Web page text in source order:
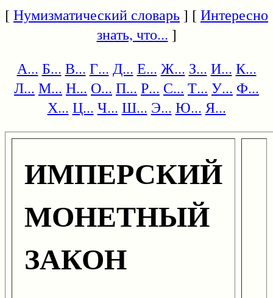
[Нумизматический словарь] [Интересно
знать, что... ]
А... Б... В... Г... Д... Е... Ж... З... И... К...
Л... М... Н... О... П... Р... С... Т... У... Ф...
Х... Ц... Ч... Ш... Э... Ю... Я...
ИМПЕРСКИЙ
МОНЕТНЫЙ
ЗАКОН